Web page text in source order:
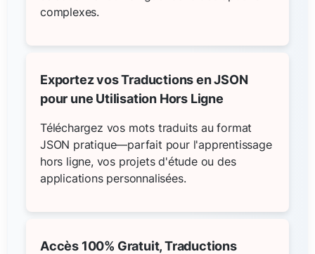
complexes.
Exportez vos Traductions en JSON
pour une Utilisation Hors Ligne
Téléchargez vos mots traduits au format
JSON pratique—parfait pour l'apprentissage
hors ligne, vos projets d'étude ou des
applications personnalisées.
Accès 100% Gratuit, Traductions